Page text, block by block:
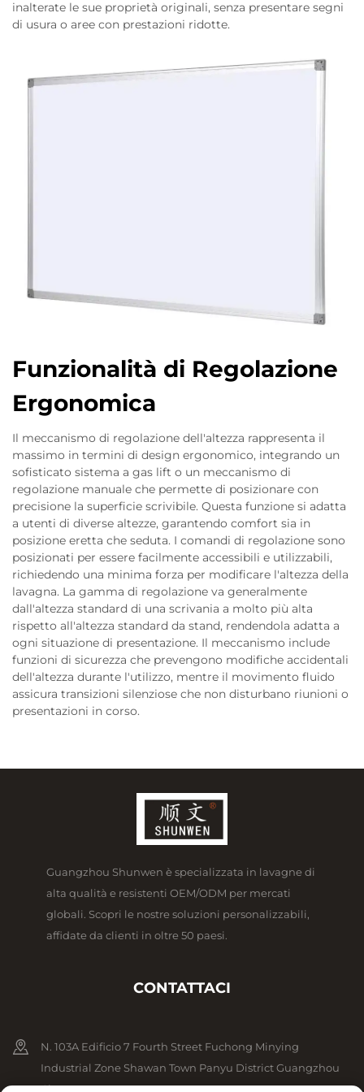
inalterate le sue proprietà originali, senza presentare segni
di usura o aree con prestazioni ridotte.
Funzionalità di Regolazione
Ergonomica
Il meccanismo di regolazione dell'altezza rappresenta il
massimo in termini di design ergonomico, integrando un
sofisticato sistema a gas lift o un meccanismo di
regolazione manuale che permette di posizionare con
precisione la superficie scrivibile. Questa funzione si adatta
a utenti di diverse altezze, garantendo comfort sia in
posizione eretta che seduta. I comandi di regolazione sono
posizionati per essere facilmente accessibili e utilizzabili,
richiedendo una minima forza per modificare l'altezza della
lavagna. La gamma di regolazione va generalmente
dall'altezza standard di una scrivania a molto più alta
rispetto all'altezza standard da stand, rendendola adatta a
ogni situazione di presentazione. Il meccanismo include
funzioni di sicurezza che prevengono modifiche accidentali
dell'altezza durante l'utilizzo, mentre il movimento fluido
assicura transizioni silenziose che non disturbano riunioni o
presentazioni in corso.
Guangzhou Shunwen è specializzata in lavagne di
alta qualità e resistenti OEM/ODM per mercati
globali. Scopri le nostre soluzioni personalizzabili,
affidate da clienti in oltre 50 paesi.
CONTATTACI
N. 103A Edificio 7 Fourth Street Fuchong Minying
Industrial Zone Shawan Town Panyu District Guangzhou
Cina